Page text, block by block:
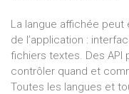
La langue affichée
de l’application :
fichiers textes. Des API
contrôler quand et
Toutes les langues et